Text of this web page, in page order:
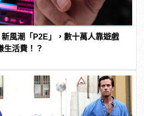
風潮「P2E」，數十萬人靠遊戲
生活費！？